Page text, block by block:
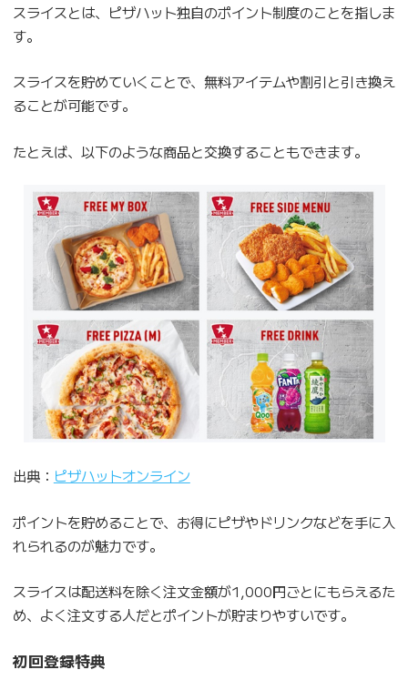
スライスとは、ピザハット独自のポイント制度のことを指しま
す。
スライスを貯めていくことで、無料アイテムや割引と引き換え
ることが可能です。
たとえば、以下のような商品と交換することもできます。
出典： ピザハットオンライン
ポイントを貯めることで、お得にピザやドリンクなどを手に入
れられるのが魅力です。
スライスは配送料を除く注文金額が1,000円ごとにもらえるた
め、よく注文する人だとポイントが貯まりやすいです。
初回登録特典